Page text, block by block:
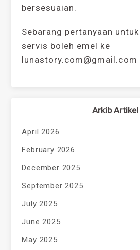
bersesuaian.
Sebarang pertanyaan
servis boleh emel ke
lunastory.com@gmail.com
Arkib Artikel
April 2026
February 2026
December 2025
September 2025
July 2025
June 2025
May 2025